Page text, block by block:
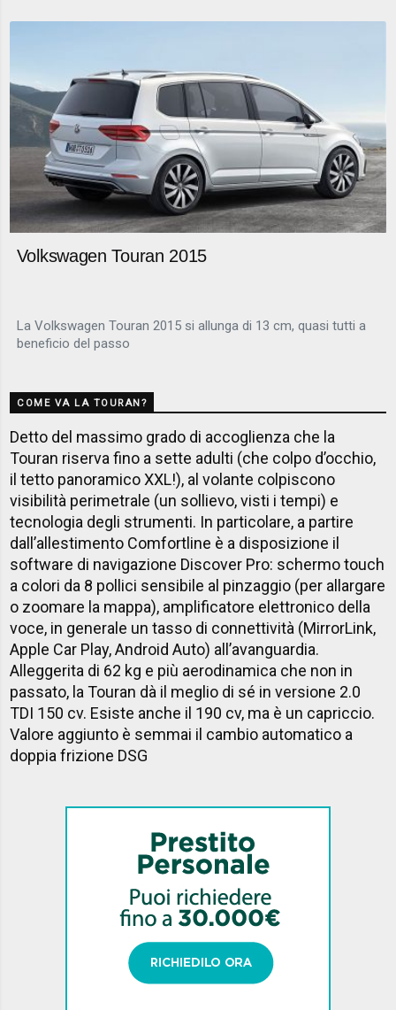
Volkswagen Touran 2015
La Volkswagen Touran 2015 si allunga di 13 cm, quasi tutti a
beneficio del passo
COME VA LA TOURAN?
Detto del massimo grado di accoglienza che la
Touran riserva fino a sette adulti (che colpo d’occhio,
il tetto panoramico XXL!), al volante colpiscono
visibilità perimetrale (un sollievo, visti i tempi) e
tecnologia degli strumenti. In particolare, a partire
dall’allestimento Comfortline è a disposizione il
software di navigazione Discover Pro: schermo touch
a colori da 8 pollici sensibile al pinzaggio (per allargare
o zoomare la mappa), amplificatore elettronico della
voce, in generale un tasso di connettività (MirrorLink,
Apple Car Play, Android Auto) all’avanguardia.
Alleggerita di 62 kg e più aerodinamica che non in
passato, la Touran dà il meglio di sé in versione 2.0
TDI 150 cv. Esiste anche il 190 cv, ma è un capriccio.
Valore aggiunto è semmai il cambio automatico a
doppia frizione DSG